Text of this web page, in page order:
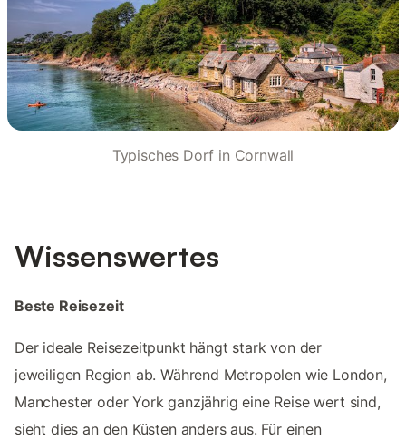
Typisches Dorf in Cornwall
Wissenswertes
Beste Reisezeit
Der ideale Reisezeitpunkt hängt stark von der
jeweiligen Region ab. Während Metropolen wie London,
Manchester oder York ganzjährig eine Reise wert sind,
sieht dies an den Küsten anders aus. Für einen